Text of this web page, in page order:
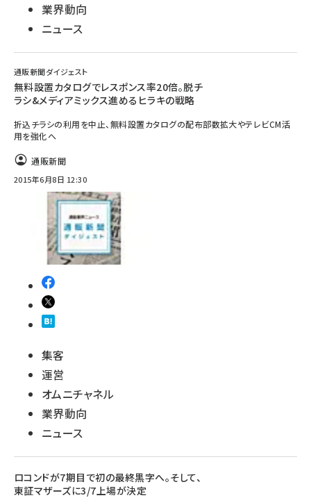
業界動向
ニュース
通販新聞ダイジェスト
無料設置カタログでレスポンス率20倍。脱チ
ラシ&メディアミックス進めるヒラキの戦略
折込チラシの利用を中止、無料設置カタログの配布部数拡大やテレビCM活
用を強化へ
通販新聞
2015年6月8日 12:30
集客
運営
オムニチャネル
業界動向
ニュース
ロコンドが7期目で初の最終黒字へ。そして、
東証マザーズに3/7上場が決定